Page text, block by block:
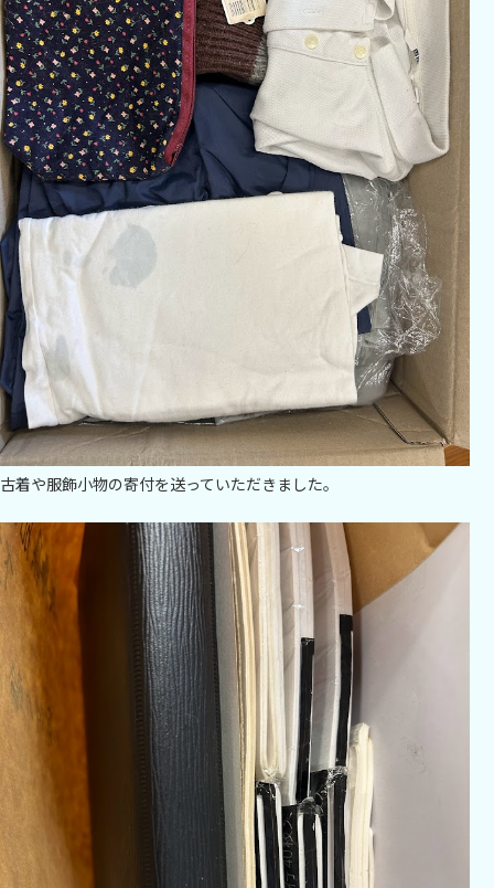
古着や服飾小物の寄付を送っていただきました。